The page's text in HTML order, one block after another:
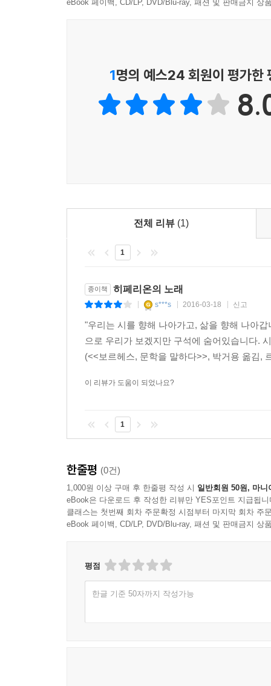
eBook 페이백, CD/LP, DVD/Blu-ray, 패션 및 판매금지 상
1명의 예스24 회원이 평가한
전체 리뷰 (1)
1
종이책 히페리온의 노래
s***s 2016-03-18 신고
"우리는 시를 향해 나아가고, 삶을 향해 나아
으로 우리가 보겠지만 구석에 숨어있습니다.
(<<보르헤스, 문학을 말하다>>, 박거용 옮김,
이 리뷰가 도움이 되었나요?
1
한줄평 (0건)
1,000원 이상 구매 후 한줄평 작성 시 일반회원 50원, 마니
eBook은 다운로드 후 작성한 리뷰만 YES포인트 지급됩니
클래스는 첫번째 회차 주문확정 시점부터 마지막 회차 주
eBook 페이백, CD/LP, DVD/Blu-ray, 패션 및 판매금지 상
평점
한글 기준 50자까지 작성가능